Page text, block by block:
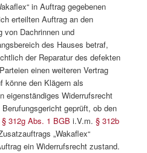
in Auftrag gegebenen
erteilten Auftrag an den
von Dachrinnen und
des Hauses betraf,
der Reparatur des defekten
einen weiteren Vertrag
könne den Klägern als
eigenständiges Widerrufsrecht
geprüft, ob den
§ 312g Abs. 1 BGB i.V.m.§ 312b
„Wakaflex“
ein Widerrufsrecht zustand.